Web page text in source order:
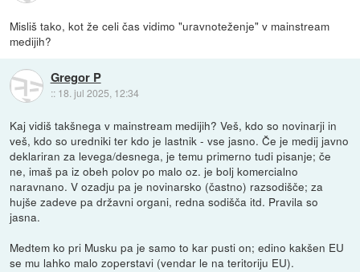
Misliš tako, kot že celi čas vidimo "uravnoteženje" v mainstream
medijih?
Gregor P
:: 18. jul 2025, 12:34
Kaj vidiš takšnega v mainstream medijih? Veš, kdo so novinarji in
veš, kdo so uredniki ter kdo je lastnik - vse jasno. Če je medij javno
deklariran za levega/desnega, je temu primerno tudi pisanje; če
ne, imaš pa iz obeh polov po malo oz. je bolj komercialno
naravnano. V ozadju pa je novinarsko (častno) razsodišče; za
hujše zadeve pa državni organi, redna sodišča itd. Pravila so
jasna.
Medtem ko pri Musku pa je samo to kar pusti on; edino kakšen EU
se mu lahko malo zoperstavi (vendar le na teritoriju EU).